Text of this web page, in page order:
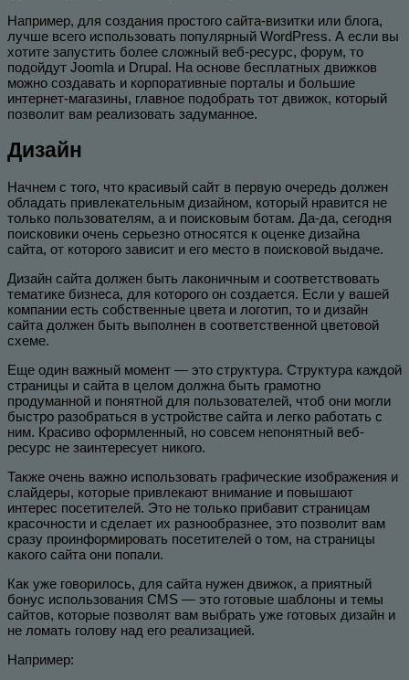
Например, для создания простого сайта-визитки или блога,
лучше всего использовать популярный WordPress. А если вы
хотите запустить более сложный веб-ресурс, форум, то
подойдут Joomla и Drupal. На основе бесплатных движков
можно создавать и корпоративные порталы и большие
интернет-магазины, главное подобрать тот движок, который
позволит вам реализовать задуманное.
Дизайн
Начнем с того, что красивый сайт в первую очередь должен
обладать привлекательным дизайном, который нравится не
только пользователям, а и поисковым ботам. Да-да, сегодня
поисковики очень серьезно относятся к оценке дизайна
сайта, от которого зависит и его место в поисковой выдаче.
Дизайн сайта должен быть лаконичным и соответствовать
тематике бизнеса, для которого он создается. Если у вашей
компании есть собственные цвета и логотип, то и дизайн
сайта должен быть выполнен в соответственной цветовой
схеме.
Еще один важный момент — это структура. Структура каждой
страницы и сайта в целом должна быть грамотно
продуманной и понятной для пользователей, чтоб они могли
быстро разобраться в устройстве сайта и легко работать с
ним. Красиво оформленный, но совсем непонятный веб-
ресурс не заинтересует никого.
Также очень важно использовать графические изображения и
слайдеры, которые привлекают внимание и повышают
интерес посетителей. Это не только прибавит страницам
красочности и сделает их разнообразнее, это позволит вам
сразу проинформировать посетителей о том, на страницы
какого сайта они попали.
Как уже говорилось, для сайта нужен движок, а приятный
бонус использования CMS — это готовые шаблоны и темы
сайтов, которые позволят вам выбрать уже готовых дизайн и
не ломать голову над его реализацией.
Например: